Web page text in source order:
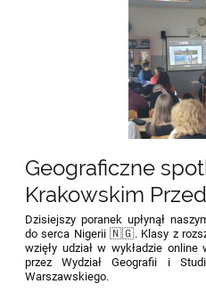
Geograficzne
Krakowskim
Dzisiejszy poranek upłynął
do serca Nigerii 🇳🇬. Klasy z
wzięły udział w wykładzie
przez Wydział Geografii i
Warszawskiego.